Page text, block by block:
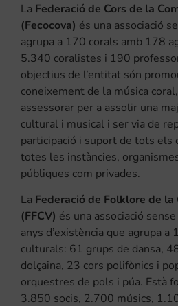
La Federació de Cors de la
(Fecocova) és una associació
agrupa a 170 corals amb 178
5.340 coralistes i 190
objectius de l’entitat són
coneixement de la música
assessorar per a assolir una
cultural i musical i ser via de
participació i suport de tots els
totes les instàncies,
públiques com privades.
La Federació de Folklore de la
(FFCV) és una associació
anys d’existència que agrupa a
culturals: 61 grups de dansa,
dolçaina, 23 cors polifònics i
orquestres de pols i púa. Està
3.850 socis, 2.700 músics,